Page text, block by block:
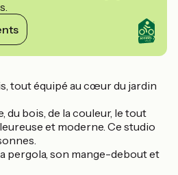
tout équipé au cœur du jardin
du bois, de la couleur, le tout
et moderne. Ce studio
pergola, son mange-debout et